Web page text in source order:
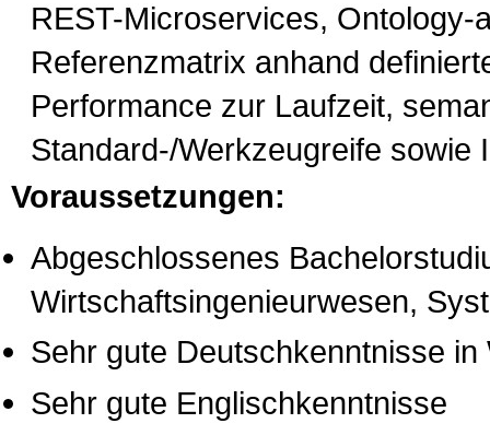
REST-Microservices,
Referenzmatrix anhand
Performance zur Laufzeit,
Standard-/Werkzeugreife sowie
Voraussetzungen:
Abgeschlossenes
Wirtschaftsingenieurwesen,
Sehr gute Deutschkenntnisse in
Sehr gute Englischkenntnisse